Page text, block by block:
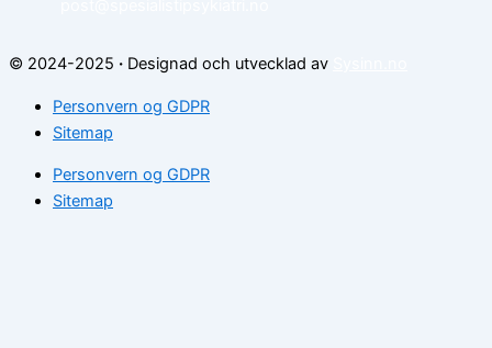
© 2024-2025 · Designad och utvecklad av
Personvern og GDPR
Sitemap
Personvern og GDPR
Sitemap